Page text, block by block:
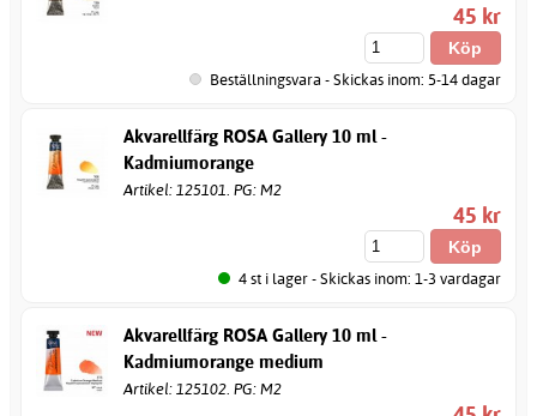
45 kr
Beställningsvara - Skickas inom: 5-14 dagar
Akvarellfärg ROSA Gallery 10 ml -
Kadmiumorange
Artikel: 125101. PG: M2
45 kr
4 st i lager - Skickas inom: 1-3 vardagar
Akvarellfärg ROSA Gallery 10 ml -
Kadmiumorange medium
Artikel: 125102. PG: M2